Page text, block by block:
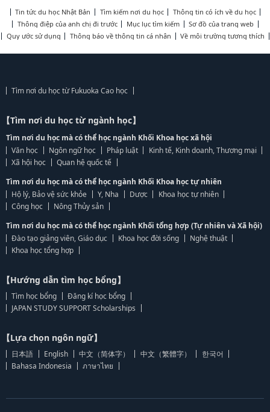
Tin tức du học Nhật Bản Tìm kiếm nơi du học
Thông tin có ích về du học
Thông điệp của anh chị đi trước
Mục lục tìm kiếm
Sơ đồ của trang web
Quy ước sử dụng
Thông báo về thông tin cá nhân Về môi trường tương thích
Tìm nơi du học từ Fukuoka Cao học
【Tìm nơi du học từ ngành học】
Tìm nơi du học mà có thể học ngành Khối Khoa học xã hội
Văn học
Ngôn ngữ học Pháp luật
Kinh tế, Kinh doanh, Thương mại
Xã hội học
Quan hệ quốc tế
Tìm nơi du học mà có thể học ngành Khối Khoa học tự nhiên
Hộ lý, Bảo vệ sức khỏe
Y, Nha Dược
Khoa học tự nhiên
Công học
Nông Thủy sản
Tìm nơi du học mà có thể học ngành Khối tổng hợp (Tự nhiên và Xã hội)
Đào tạo giảng viên, Giáo dục
Khoa học đời sống
Nghệ thuật
Khoa học tổng hợp
【Hướng dẫn tìm học bổng】
Tìm học bổng
Đăng kí học bổng
JAPAN STUDY SUPPORT Scholarships
【Lựa chọn ngôn ngữ】
日本語 English 中文（简体字） 中文（繁體字）
한국어
Bahasa Indonesia
ภาษาไทย